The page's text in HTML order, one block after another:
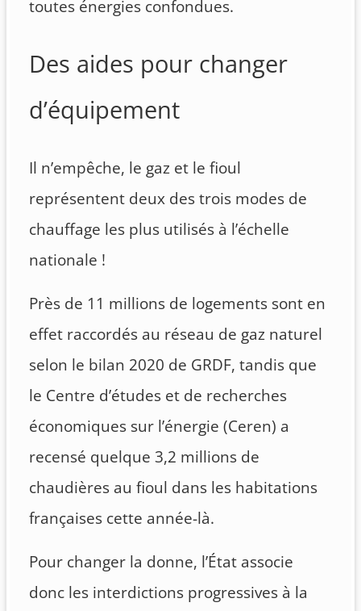
toutes énergies confondues.
Des aides pour changer
d’équipement
Il n’empêche, le gaz et le fioul
représentent deux des trois modes de
chauffage les plus utilisés à l’échelle
nationale !
Près de 11 millions de logements sont en
effet raccordés au réseau de gaz naturel
selon le bilan 2020 de GRDF, tandis que
le Centre d’études et de recherches
économiques sur l’énergie (Ceren) a
recensé quelque 3,2 millions de
chaudières au fioul dans les habitations
françaises cette année-là.
Pour changer la donne, l’État associe
donc les interdictions progressives à la